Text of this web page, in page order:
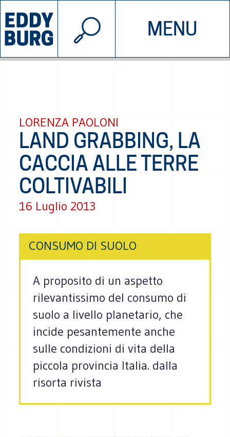
MENU
INIZIATIVE CHI SIAMO
© 2026 EDDYBURG
LORENZA PAOLONI
LAND GRABBING, LA
CACCIA ALLE TERRE
COLTIVABILI
16 Luglio 2013
CONSUMO DI SUOLO
A proposito di un aspetto
rilevantissimo del consumo di
suolo a livello planetario, che
incide pesantemente anche
sulle condizioni di vita della
piccola provincia Italia. dalla
risorta rivista